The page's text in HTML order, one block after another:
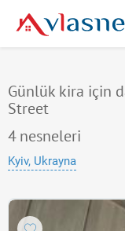
Günlük kira için
Street
4nesneleri
Kyiv, Ukrayna